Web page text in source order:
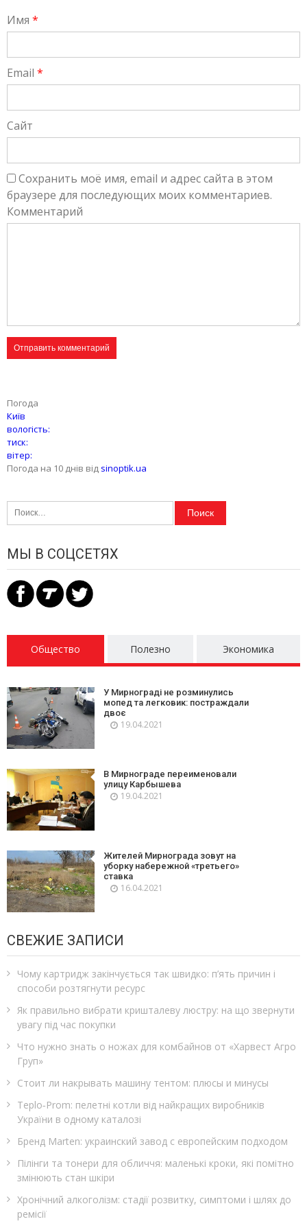
Имя *
Email *
Сайт
Сохранить моё имя, email и адрес сайта в этом
браузере для последующих моих комментариев.
Комментарий
Погода
Київ
вологість:
тиск:
вітер:
Погода на 10 днів від sinoptik.ua
Найти:
МЫ В СОЦСЕТЯХ
Общество Полезно Экономика
У Мирнограді не розминулись
мопед та легковик: постраждали
двоє
19.04.2021
В Мирнограде переименовали
улицу Карбышева
19.04.2021
Жителей Мирнограда зовут на
уборку набережной «третьего»
ставка
16.04.2021
СВЕЖИЕ ЗАПИСИ
Чому картридж закінчується так швидко: п’ять причин і
способи розтягнути ресурс
Як правильно вибрати кришталеву люстру: на що звернути
увагу під час покупки
Что нужно знать о ножах для комбайнов от «Харвест Агро
Груп»
Стоит ли накрывать машину тентом: плюсы и минусы
Teplo‑Prom: пелетні котли від найкращих виробників
України в одному каталозі
Бренд Marten: украинский завод с европейским подходом
Пілінги та тонери для обличчя: маленькі кроки, які помітно
змінюють стан шкіри
Хронічний алкоголізм: стадії розвитку, симптоми і шлях до
ремісії